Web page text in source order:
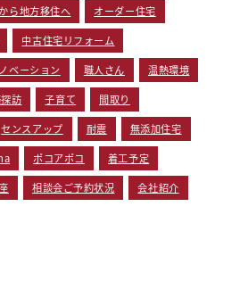
ら地方移住へ オーダー住宅
中古住宅リフォーム
ベーション 職人さん 温熱環境
訪 子育て 間取り
センスアップ 耐震 無添加住宅
ポコアポコ 着工予定
相談会ご予約状況 会社紹介